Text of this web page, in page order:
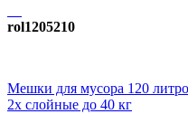
rol1205210
Мешки для мусора 120
2х слойные до 40 кг